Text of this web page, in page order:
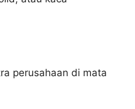
perusahaan di mata